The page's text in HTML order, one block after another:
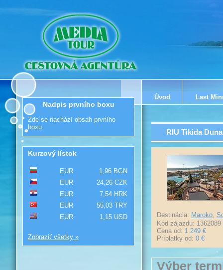
Úvod Last
RIU Tikida
Destinácia: Maroko,
Kód zájazdu: 1362089
Cena od: 1 249 €
Príplatky od: 0 €
Výber
Nadpis prvního boxu
Zde se nachází obsah prvního
boxu.
Kurzový lístok
EUR
1,96 BGN
EUR
24,26 CZK
EUR
7,54 HRK
EUR
55,03 TRY
EUR
1,15 USD
Zobraziť všetky »